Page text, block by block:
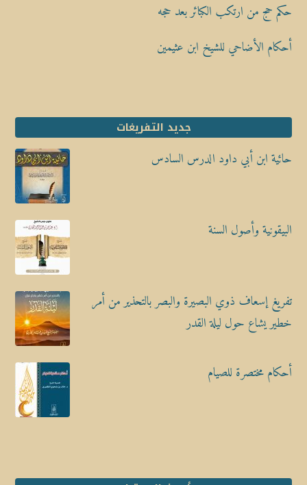
حكم حج من ارتكب الكبائر بعد حجه
أحكام الأضاحي للشيخ ابن عثيمين
جديد التفريغات
حائية ابن أبي داود الدرس السادس
البيقونية وأصول السنة
تفريغ إسعاف ذوي البصيرة والبصر بالتحذير من أمر
خطير يشاع حول ليلة القدر
أحكام مختصرة للصيام